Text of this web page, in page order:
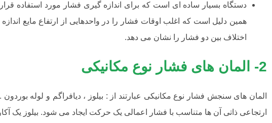
دستگاه بسیار ساده ای است که برای اندازه گیری فشار مورد استفاده
همین دلیل است که اغلب اوقات فشار را در واحدهایی از ارتفاع مایع
اختلاف بین دو فشار را نشان می دهد.
2- المان های فشار نوع مکانیکی
المان های سنجش فشار نوع مکانیکی عبارتند از : بیلوز ، دیافراگم و لوله
ارتجاعی ذاتی آن ها متناسب با فشار اعمالی یک حرکت ایجاد می شود. بیلوز